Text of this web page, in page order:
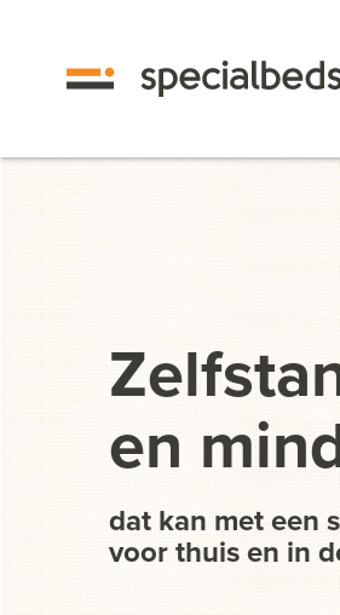
en
dat kan met een
voor thuis en in